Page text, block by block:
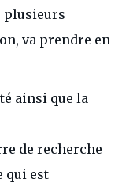
plusieurs
va prendre en
ainsi que la
de recherche
qui est